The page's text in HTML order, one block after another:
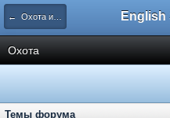
← Охота и натаска
Охота
Темы форума